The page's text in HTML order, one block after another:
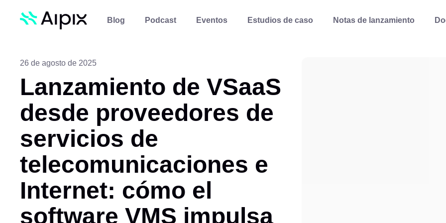
Blog Podcast Eventos Estudios de caso Notas de lanzamiento
26 de agosto de 2025
Lanzamiento de VSaaS
desde proveedores de
servicios de
telecomunicaciones e
Internet: cómo el
software VMS impulsa